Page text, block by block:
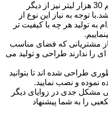
تولید مخازن پلی اتیلن مکعبی تا حجم 30 هزار لیتر نیز از دیگر
توجه به نیاز این نوع از
به تولید هر چه با کیفیت تر
مشتریانی که فضای مناسب
را ندارند طراحی و تولید می
طراحی شده اند تا بتوانید
نموده و نصب نمایید.
مشکل جدی در زوایای دیگر
را به شما پیشنهاد